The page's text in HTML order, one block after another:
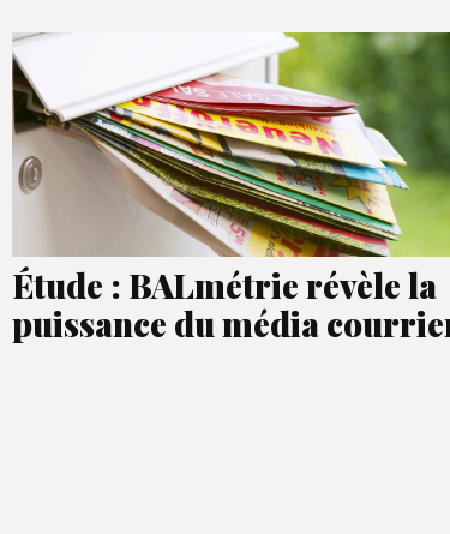
Étude : BALmétrie révèle la
puissance du média